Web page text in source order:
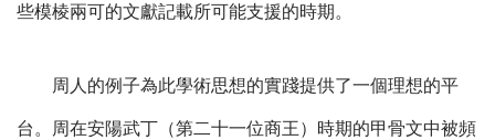
些模棱兩可的文獻記載所可能支援的時期。
周人的例子為此學術思想的實踐提供了一個理想的平
台。周在安陽武丁（第二十一位商王）時期的甲骨文中被頻